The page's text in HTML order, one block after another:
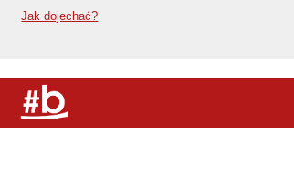
Jak dojechać?